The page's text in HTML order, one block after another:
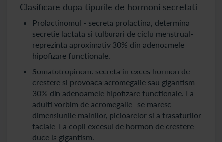
Clasificare dupa tipurile de hormoni secretati
Prolactinomul - secreta prolactina, determina
secretie lactata si tulburari de ciclu menstrual-
reprezinta aproximativ 30% din adenoamele
hipofizare functionale.
Somatotropinom: secreta in exces hormon de
crestere si provoaca acromegalie sau gigantism-
30% din adenoamele hipofizare functionale. La
adulti vorbim de acromegalie- se maresc
dimensiunile mainilor, picioarelor si a trasaturilor
faciale. La copii excesul de hormon de crestere
duce la gigantism.